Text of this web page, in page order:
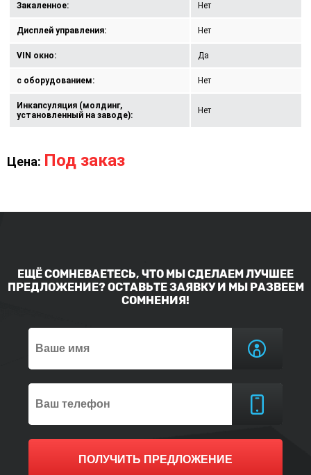
Закаленное: Нет
Дисплей управления: Нет
VIN окно: Да
с оборудованием: Нет
Инкапсуляция (молдинг,
установленный на заводе):
Нет
Цена: Под заказ
ЕЩЁ СОМНЕВАЕТЕСЬ, ЧТО МЫ СДЕЛАЕМ ЛУЧШЕЕ
ПРЕДЛОЖЕНИЕ? ОСТАВЬТЕ ЗАЯВКУ И МЫ РАЗВЕЕМ
СОМНЕНИЯ!
ПОЛУЧИТЬ ПРЕДЛОЖЕНИЕ